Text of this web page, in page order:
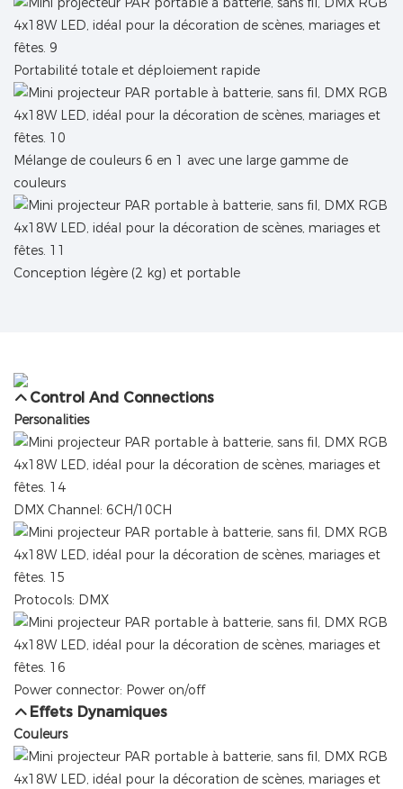
Portabilité totale et déploiement rapide
Mélange de couleurs 6 en 1 avec une large gamme de
couleurs
Conception légère (2 kg) et portable
Control And Connections
Personalities
DMX Channel: 6CH/10CH
Protocols: DMX
Power connector: Power on/off
Effets Dynamiques
Couleurs